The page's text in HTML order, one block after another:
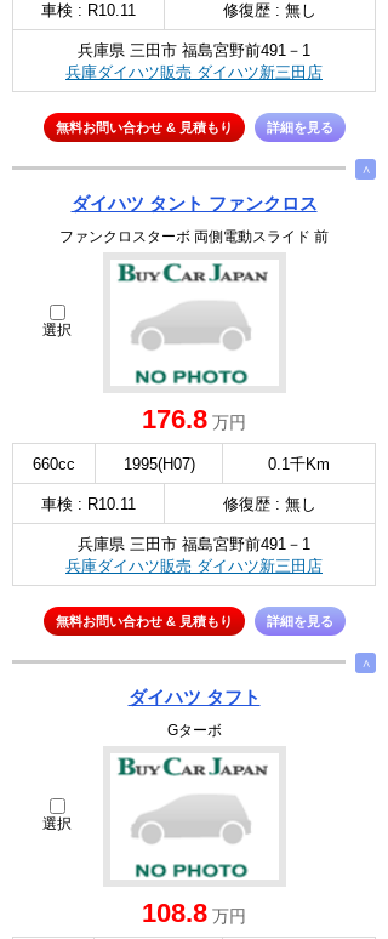
車検 : R10.11 修復歴 : 無し
兵庫県 三田市 福島宮野前491－1
兵庫ダイハツ販売 ダイハツ新三田店
無料お問い合わせ & 見積もり 詳細を見る
∧
ダイハツ タント ファンクロス
ファンクロスターボ 両側電動スライド 前
選択
176.8 万円
660cc 1995(H07) 0.1千Km
車検 : R10.11 修復歴 : 無し
兵庫県 三田市 福島宮野前491－1
兵庫ダイハツ販売 ダイハツ新三田店
無料お問い合わせ & 見積もり 詳細を見る
∧
ダイハツ タフト
Gターボ
選択
108.8 万円